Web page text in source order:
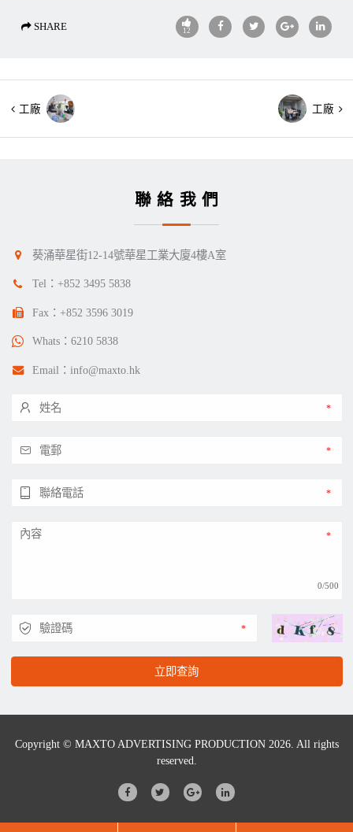
SHARE 12
工廠 工廠
聯絡我們
葵涌華星街12-14號華星工業大廈4樓A室
Tel： +852 3495 5838
Fax：+852 3596 3019
Whats： 6210 5838
Email： info@maxto.hk
0/500
立即查詢
Copyright © MAXTO ADVERTISING PRODUCTION 2026. All rights
reserved.